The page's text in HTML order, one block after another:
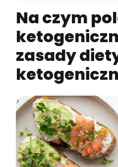
Na czym
zasady